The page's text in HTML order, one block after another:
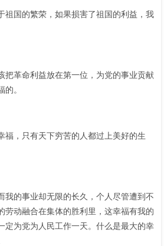
祖国的繁荣，如果损害了祖国的利益，我
把革命利益放在第一位，为党的事业贡献
。
福，只有天下穷苦的人都过上美好的生
我的事业却无限的长久，个人尽管遭到不
劳动融合在集体的胜利里，这幸福有我的
定为党为人民工作一天。什么是最大的幸